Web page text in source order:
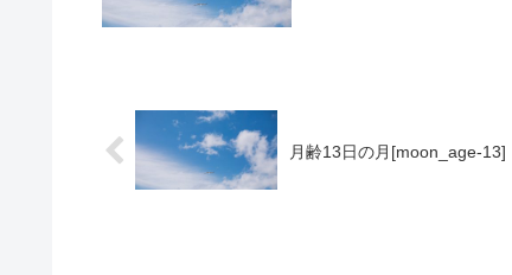
月齢13日の月[moon_age-13]